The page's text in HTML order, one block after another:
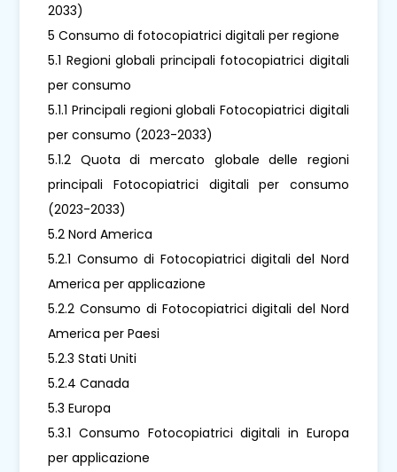
2033)
5 Consumo di fotocopiatrici digitali per regione
5.1 Regioni globali principali fotocopiatrici digitali
per consumo
5.1.1 Principali regioni globali Fotocopiatrici digitali
per consumo (2023-2033)
5.1.2 Quota di mercato globale delle regioni
principali Fotocopiatrici digitali per consumo
(2023-2033)
5.2 Nord America
5.2.1 Consumo di Fotocopiatrici digitali del Nord
America per applicazione
5.2.2 Consumo di Fotocopiatrici digitali del Nord
America per Paesi
5.2.3 Stati Uniti
5.2.4 Canada
5.3 Europa
5.3.1 Consumo Fotocopiatrici digitali in Europa
per applicazione